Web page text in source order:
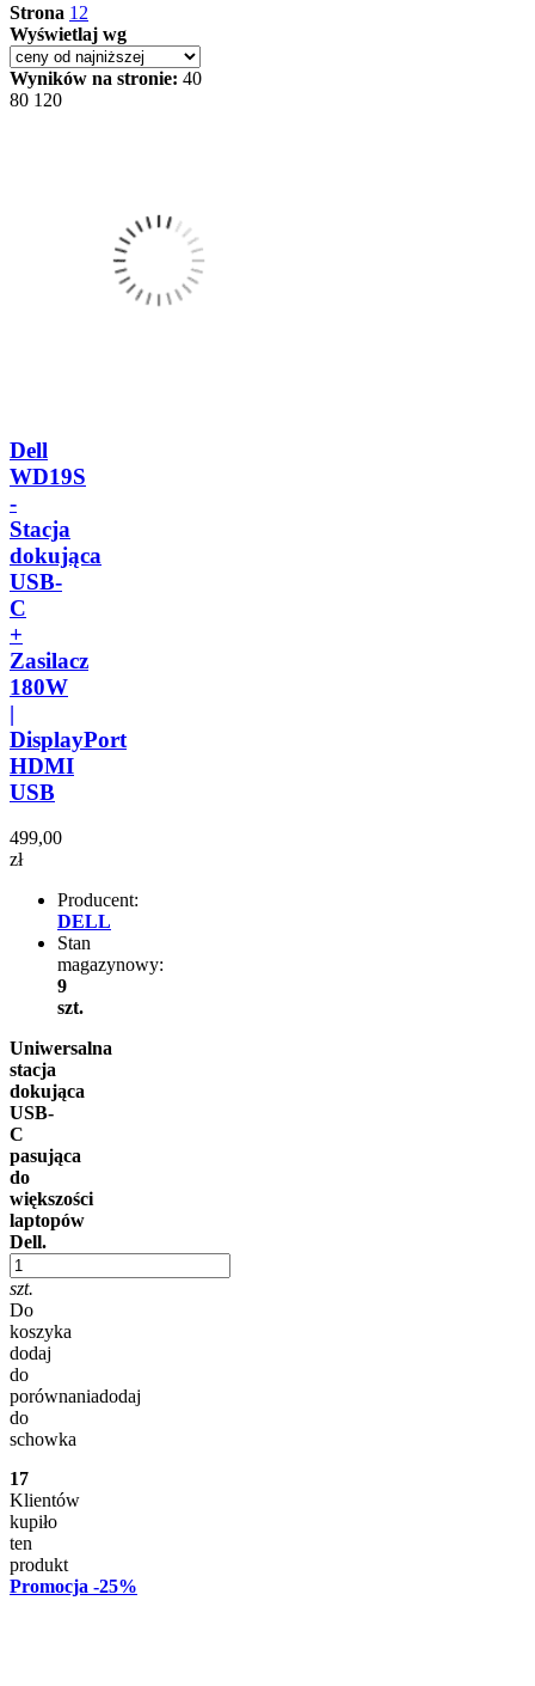
Strona 1 2
Wyświetlaj wg
Wyników na stronie: 40
80 120
Dell
WD19S
-
Stacja
dokująca
USB-
C
+
Zasilacz
180W
|
DisplayPort
HDMI
USB
499,00
zł
Producent:
DELL
Stan
magazynowy:
9
szt.
Uniwersalna
stacja
dokująca
USB-
C
pasująca
do
większości
laptopów
Dell.
szt.
Do
koszyka
dodaj
do
porównaniadodaj
do
schowka
17
Klientów
kupiło
ten
produkt
Promocja -25%